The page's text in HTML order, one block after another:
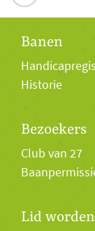
Banen
Historie
Bezoekers
Club van 27
Lid worden